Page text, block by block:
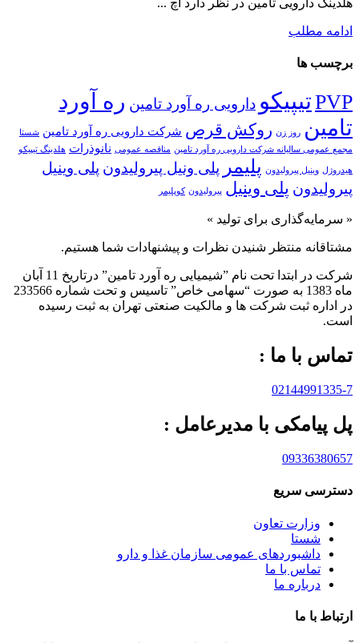
ادامه مطلب
برچسب ها
PVPتیپیکو دارویی ره آورد تامین ره آورد
تامین روز زن روکش قرص شرکت دارویی ره آورد تامین شستا
مجمع عمومی سالیانه شرکت دارویی ره آورد تامین مناقصه عمومی نانوذرات هلدینگ تیپیکو
هیدروژل وینیل پیرولیدون پلیمر پلی ونیل پیرولیدون پلی وینیل
پیرولیدون پلی‌ وینیل پیرولیدون کوپلیمر
« سرمایه‌گذاری برای تولید »
مشتاقانه منتظر شنیدن نظرات و پیشنهادات شما هستیم.
شرکت در ابتدا تحت نام ”شیمیایی ره آورد تامين” درتاريخ 11 آبان
ماه 1383 به صورت “سهامی خاص” تاسيس و تحت شماره 233566
در اداره ثبت شرکت ها و مالکيت صنعتی تهران به ثبت رسيده
است.
تماس با ما :
02144991335-7
پل پیامکی با مدیرعامل :
09336380657
دسترسی سریع
وزارت تعاون
شستا
داشبوردهای عمومی سازمان غذا و دارو
تماس با ما
درباره ما
ارتباط با ما